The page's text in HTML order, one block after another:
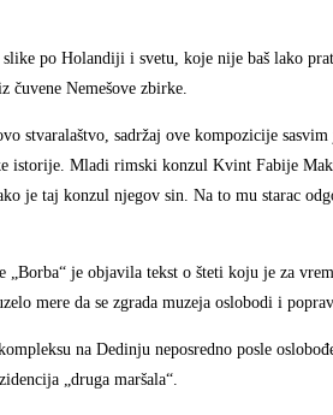
po Holandiji i svetu, koje nije baš lako
čuvene Nemešove zbirke.
stvaralaštvo, sadržaj ove kompozicije
istorije. Mladi rimski konzul Kvint Fabije
je taj konzul njegov sin. Na to mu starac
je objavila tekst o šteti koju je za
mere da se zgrada muzeja oslobodi i
na Dedinju neposredno posle
„druga maršala“.